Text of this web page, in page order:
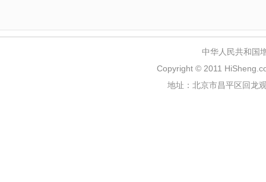
中华人民共和国
Copyright © 2011
地址：北京市昌平区回龙